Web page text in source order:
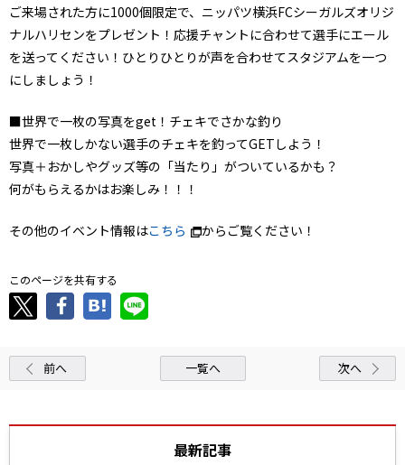
ご来場された方に1000個限定で、ニッパツ横浜FCシーガルズオリジ
ナルハリセンをプレゼント！応援チャントに合わせて選手にエール
を送ってください！ひとりひとりが声を合わせてスタジアムを一つ
にしましょう！
■世界で一枚の写真をget！チェキでさかな釣り
世界で一枚しかない選手のチェキを釣ってGETしよう！
写真＋おかしやグッズ等の「当たり」がついているかも？
何がもらえるかはお楽しみ！！！
その他のイベント情報はこちら からご覧ください！
このページを共有する
前へ 一覧へ 次へ
最新記事